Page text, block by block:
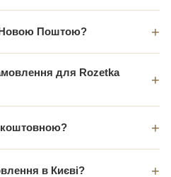
Новою Поштою?
для Rozetka
в Києві?